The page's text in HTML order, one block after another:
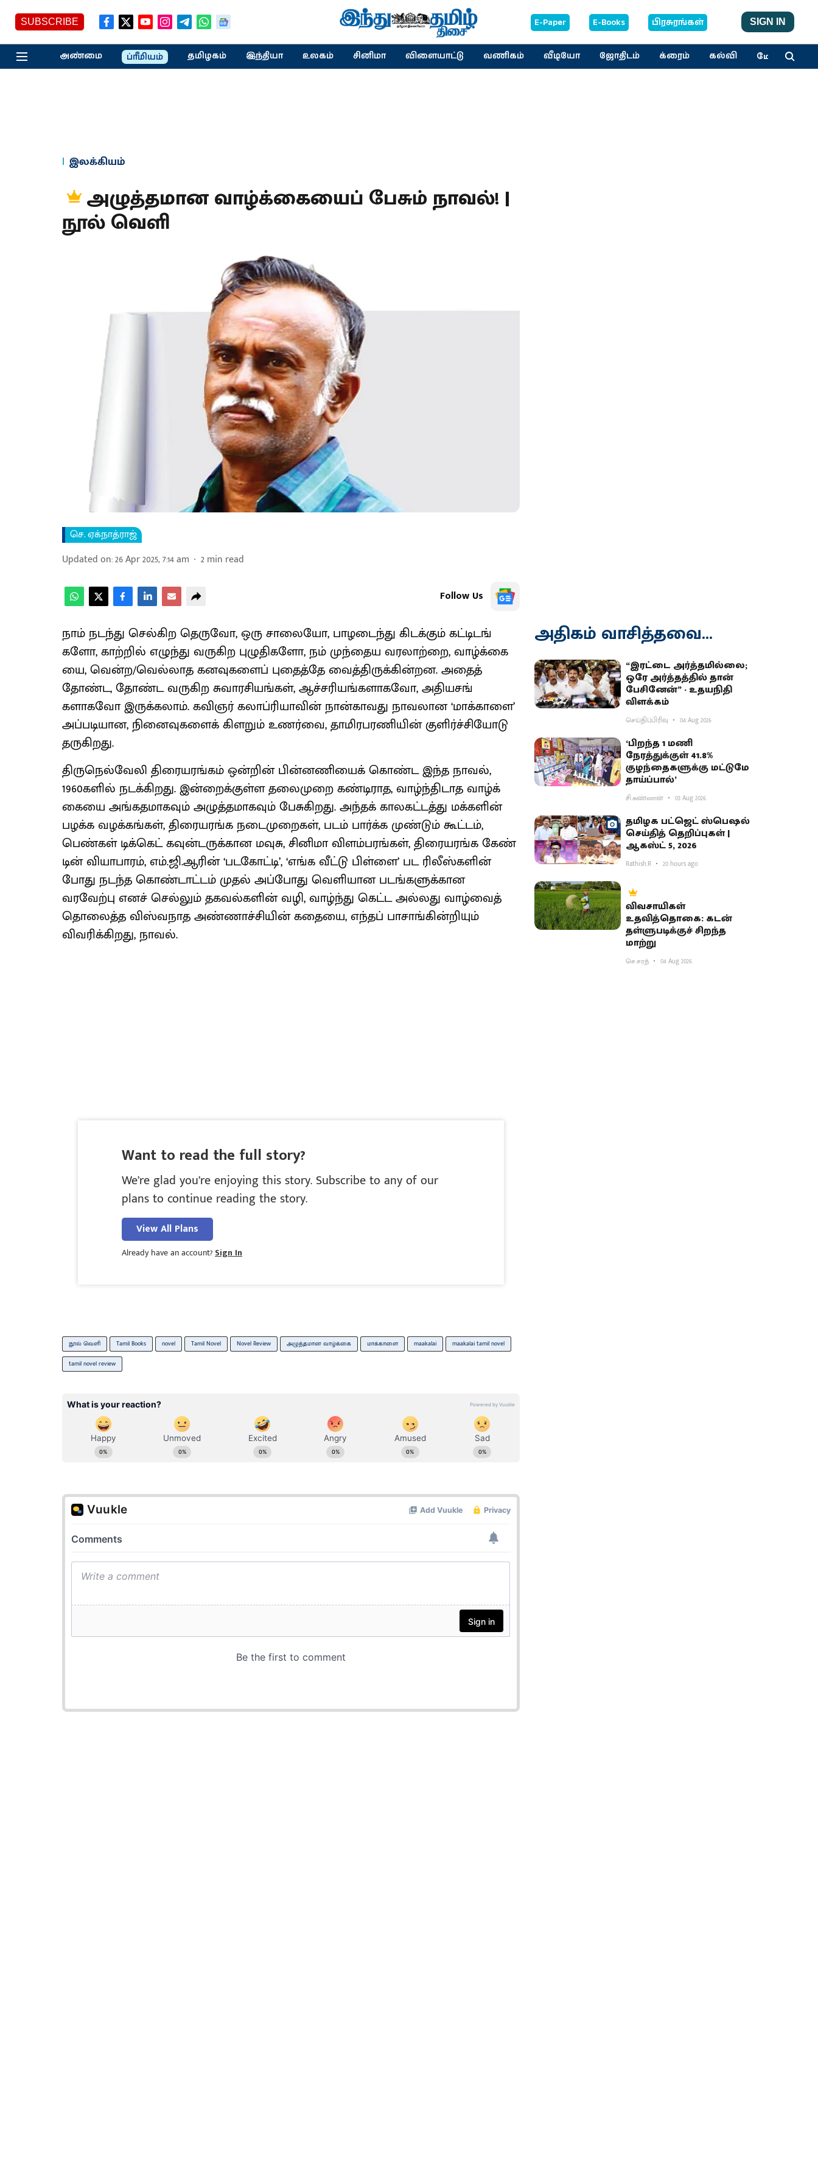
SUBSCRIBE E-Paper E-Books பிரசுரங்கள் SIGN IN
அண்மை ப்ரீமியம் தமிழகம் இந்தியா உலகம் சினிமா விளையாட்டு வணிகம் வீடியோ ஜோதிடம் க்ரைம் கல்வி மேலும்
இலக்கியம்
அழுத்தமான வாழ்க்கையைப் பேசும் நாவல்! |
நூல் வெளி
செ. ஏக்நாத்ராஜ்
Updated on:26 Apr 2025, 7:14 am 2min read
Follow Us
​நாம் நடந்து செல்​கிற தெரு​வோ, ஒரு சாலை​யோ, பாழடைந்து கிடக்​கும் கட்​டிடங்​
களோ, காற்​றில் எழுந்து வரு​கிற புழு​தி​களோ, நம் முந்​தைய வரலாற்​றை, வாழ்க்​கை​
யை, வென்​ற/வெல்​லாத கனவு​களைப் புதைத்தே வைத்​திருக்​கின்​றன. அதைத்
தோண்ட, தோண்ட வரு​கிற சுவாரசி​யங்​கள், ஆச்​சரி​யங்​களாகவோ, அதி​யசங்​
களாகவோ இருக்​கலாம். கவிஞர் கலாப்​ரி​யா​வின் நான்​காவது நாவலான ‘மாக்​காளை’
அப்​படி​யான, நினை​வு​களைக் கிளறும் உணர்​வை, தாமிரபரணி​யின் குளிர்ச்​சி​யோடு
தரு​கிறது.
திருநெல்​வேலி திரையரங்​கம் ஒன்​றின் பின்​னணி​யைக் கொண்ட இந்த நாவல்,
1960களில் நடக்​கிறது. இன்​றைக்​குள்ள தலை​முறை கண்​டி​ராத, வாழ்ந்​தி​டாத வாழ்க்​
கையை அங்​கத​மாக​வும் அழுத்​த​மாக​வும் பேசுகிறது. அந்​தக் கால​கட்​டத்து மக்​களின்
பழக்க வழக்​கங்​கள், திரையரங்க நடை​முறை​கள், படம் பார்க்க முண்​டும் கூட்​டம்,
பெண்​கள் டிக்​கெட் கவுன்​டருக்​கான மவுசு, சினிமா விளம்​பரங்​கள், திரையரங்க கேண்​
டின் வியா​பாரம், எம்​.ஜி.ஆரின் ‘படகோட்​டி’, ‘எங்க வீட்டு பிள்​ளை’ பட ரிலீஸ்​களின்
போது நடந்த கொண்​டாட்​டம் முதல் அப்​போது வெளி​யான படங்​களுக்​கான
வரவேற்பு எனச் செல்​லும் தகவல்​களின் வழி, வாழ்ந்து கெட்ட அல்​லது வாழ்​வைத்
தொலைத்த விஸ்​வ​நாத அண்​ணாச்​சி​யின் கதையை, எந்​தப் பாசாங்​கின்​றி​யும்
விவரிக்​கிறது, நாவல்.
Want to read the full story?
We’re glad you’re enjoying this story. Subscribe to any of our
plans to continue reading the story.
View All Plans
Already have an account?Sign In
நூல் வெளி Tamil Books novel Tamil Novel Novel Review அழுத்தமான வாழ்க்கை மாக்காளை maakalai maakalai tamil novel
tamil novel review
அதிகம் வாசித்தவை...
“இரட்டை அர்த்தமில்லை;
ஒரே அர்த்தத்தில் தான்
பேசினேன்” - உதயநிதி
விளக்கம்
செய்திப்பிரிவு 04 Aug 2026
‘பிறந்த 1 மணி
நேரத்துக்குள் 41.8%
குழந்தைகளுக்கு மட்டுமே
தாய்ப்பால்’
சி.கண்ணன் 03 Aug 2026
தமிழக பட்ஜெட் ஸ்பெஷல்
செய்தித் தெறிப்புகள் |
ஆகஸ்ட் 5, 2026
Rathish.R 20 hours ago
விவசாயிகள்
உதவித்தொகை: கடன்
தள்ளுபடிக்குச் சிறந்த
மாற்று
செ.சரத் 04 Aug 2026